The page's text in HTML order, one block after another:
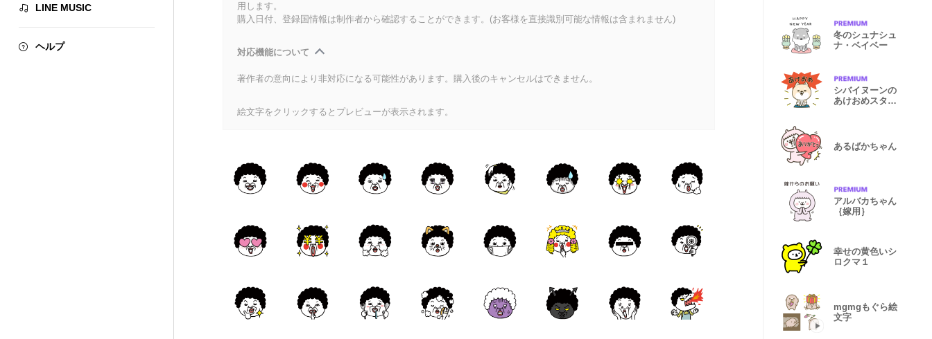
LINE MUSIC
ヘルプ
用します。
購入日付、登録国情報は制作者から確認することができます。(お客様を直接識別可能な情報は含まれません)
対応機能について
著作者の意向により非対応になる可能性があります。購入後のキャンセルはできません。
絵文字をクリックするとプレビューが表示されます。
冬のシュナシュ
ナ・ベイベー
シバイヌーンの
あけおめスタン
あるばかちゃん
アルバカちゃん
｛嫁用｝
幸せの黄色いシ
ロクマ１
mgmgもぐら絵
文字